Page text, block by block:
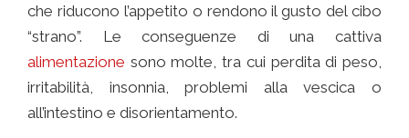
che riducono l’appetito o rendono il gusto del cibo
“strano”. Le conseguenze di una cattiva
alimentazione sono molte, tra cui perdita di peso,
irritabilità, insonnia, problemi alla vescica o
all’intestino e disorientamento.